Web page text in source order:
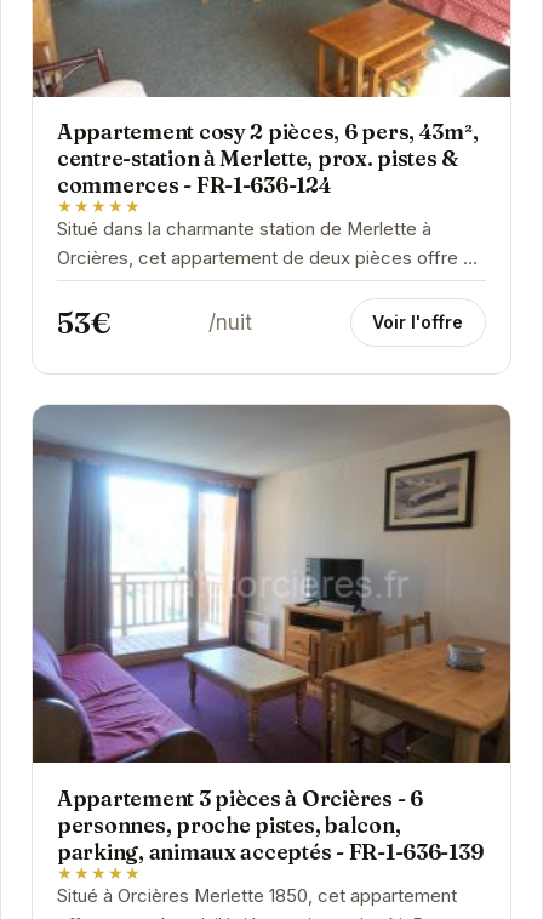
Appartement cosy 2 pièces, 6 pers, 43m²,
centre-station à Merlette, prox. pistes &
commerces - FR-1-636-124
★★★★★
Situé dans la charmante station de Merlette à
Orcières, cet appartement de deux pièces offre un
espace de vie confortable et fonctionnel pour...
53€ /nuit Voir l'offre
Appartement 3 pièces à Orcières - 6
personnes, proche pistes, balcon,
parking, animaux acceptés - FR-1-636-139
★★★★★
Situé à Orcières Merlette 1850, cet appartement